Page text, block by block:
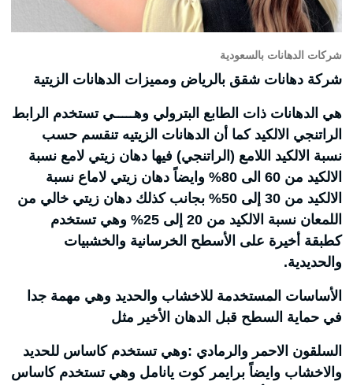
شركات الدهانات بالسعودية
شركة دهانات شقق بالرياض ومميزات الدهانات الزيتية
هي الدهانات ذات الطابع البترولي وهـــــي تستخدم الرابط
الراتنجي الالكيد كما أن الدهانات الزيتيه تنقسم حسب
نسبة الالكيد اللامع (الراتنجي) فيها دهان زيتي لامع نسبة
الالكيد من 60 الى 80% وايضاً دهان زيتي لاماع نسبة
الالكيد من 30 إلى 50% بجانب كذلك دهان زيتي خالي من
اللمعان نسبة الالكيد من 20 إلى 25% وهي تستخدم
كطبقة أخيرة على الأسطح الخرسانية والخشبيات
والحديدية.
الأساسات المستخدمة للاخشاب والحديد وهي مهمة جدا
في حماية السطح قبل الدهان الأخير مثل
السلقون الاحمر والرمادي :وهي تستخدم كاساس للحديد
والاخشاب وايضاً برايمر كوت يانامل وهي تستخدم كاساس